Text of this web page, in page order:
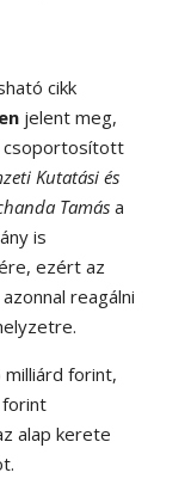
cikk
jelent meg,
csoportosított
Kutatási és
Tamása
is
ezért az
reagálni
milliárd forint,
forint
alap kerete